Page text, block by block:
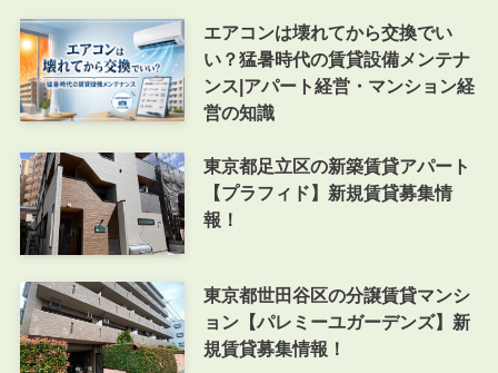
エアコンは壊れてから交換でい
い？猛暑時代の賃貸設備メンテナ
ンス|アパート経営・マンション経
営の知識
東京都足立区の新築賃貸アパート
【プラフィド】新規賃貸募集情
報！
東京都世田谷区の分譲賃貸マンシ
ョン【パレミーユガーデンズ】新
規賃貸募集情報！